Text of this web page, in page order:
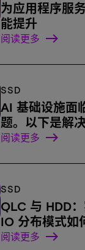
为应用程序服
能提升
阅读更多
SSD
AI 基础设施面
题。以下是解决
阅读更多
SSD
QLC 与 HDD
IO 分布模式如
阅读更多